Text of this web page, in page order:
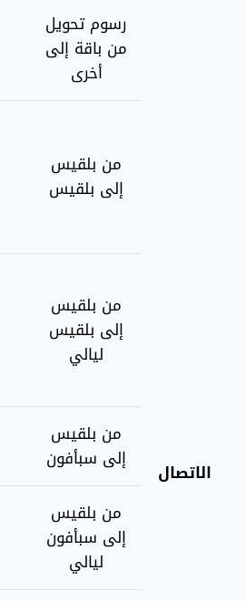
رسوم تحويل
من باقة إلى
أخرى
الاتصال
من بلقيس
إلى بلقيس
من بلقيس
إلى بلقيس
ليالي
من بلقيس
إلى سبأفون
من بلقيس
إلى سبأفون
ليالي